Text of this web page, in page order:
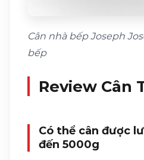
Cân nhà bếp Joseph
bếp
Review Cân
Có thể cân được
đến 5000g